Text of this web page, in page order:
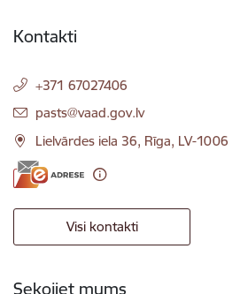
Kontakti
+371 67027406
E-pasts:
pasts@vaad.gov.lv
Lielvārdes iela 36, Rīga, LV-1006
Visi kontakti
Sekojiet mums